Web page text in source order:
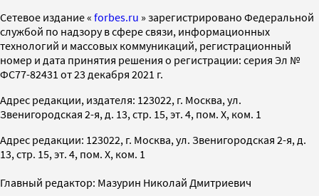
Cетевое издание « forbes.ru » зарегистрировано Федеральной
службой по надзору в сфере связи, информационных
технологий и массовых коммуникаций, регистрационный
номер и дата принятия решения о регистрации: серия Эл №
ФС77-82431 от 23 декабря 2021 г.
Адрес редакции, издателя: 123022, г. Москва, ул.
Звенигородская 2-я, д. 13, стр. 15, эт. 4, пом. X, ком. 1
Адрес редакции: 123022, г. Москва, ул. Звенигородская 2-я, д.
13, стр. 15, эт. 4, пом. X, ком. 1
Главный редактор: Мазурин Николай Дмитриевич